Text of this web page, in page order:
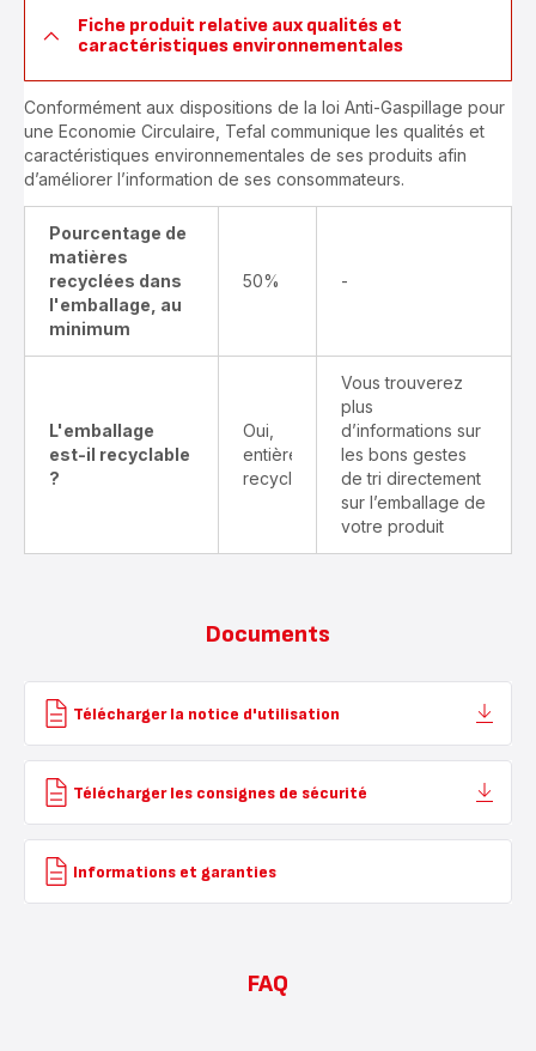
Fiche produit relative aux qualités et
caractéristiques environnementales
Conformément aux dispositions de la loi Anti-Gaspillage pour
une Economie Circulaire, Tefal communique les qualités et
caractéristiques environnementales de ses produits afin
d’améliorer l’information de ses consommateurs.
Pourcentage de
matières
recyclées dans
l'emballage, au
minimum
50% -
L'emballage
est-il recyclable
?
Oui,
entièrement
recyclable
Vous trouverez
plus
d’informations sur
les bons gestes
de tri directement
sur l’emballage de
votre produit
Documents
Télécharger la notice d'utilisation
Télécharger les consignes de sécurité
Informations et garanties
FAQ